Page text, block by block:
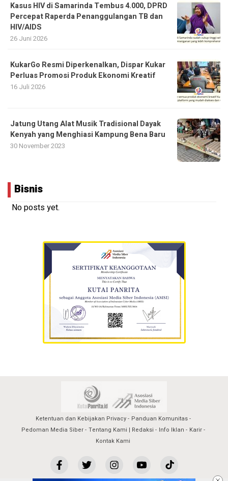
Kasus HIV di Samarinda Tembus 4.000, DPRD
Percepat Raperda Penanggulangan TB dan
HIV/AIDS
26 Juni 2026
KukarGo Resmi Diperkenalkan, Dispar Kukar
Perluas Promosi Produk Ekonomi Kreatif
16 Juli 2026
Jatung Utang Alat Musik Tradisional Dayak
Kenyah yang Menghiasi Kampung Bena Baru
30 November 2023
Bisnis
No posts yet.
Ketentuan dan Kebijakan Privacy
Panduan Komunitas
Pedoman Media Siber
Tentang Kami | Redaksi Info Iklan
Karir
Kontak Kami